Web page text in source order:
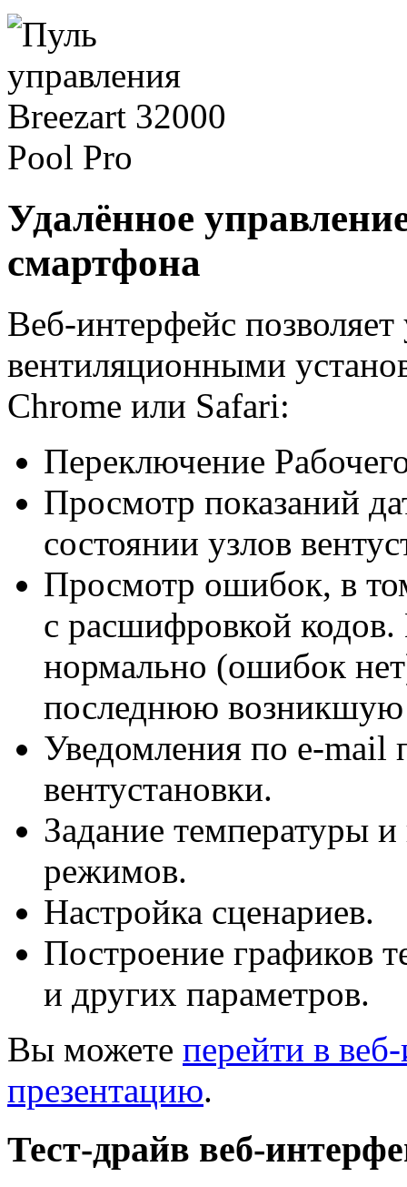
Удалённое
смартфона
Веб-интерфейс позволяет
вентиляционными
Chrome или Safari:
Переключение
Просмотр показаний
состоянии узлов
Просмотр ошибок, в
с расшифровкой кодов.
нормально (ошибок
последнюю
Уведомления по e-mail
вентустановки.
Задание температуры
режимов.
Настройка сценариев.
Построение графиков
и других параметров.
Вы можете перейти в
презентацию.
Тест-драйв веб-